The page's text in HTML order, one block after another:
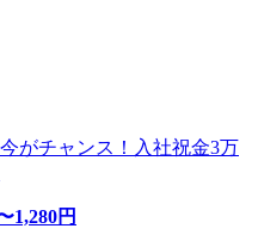
がチャンス！入社祝金3万
1,280円